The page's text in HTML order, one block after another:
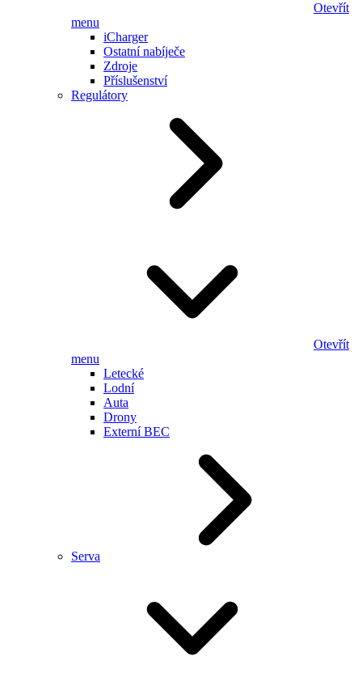
Otevřít
menu
iCharger
Ostatní nabíječe
Zdroje
Příslušenství
Regulátory
Otevřít
menu
Letecké
Lodní
Auta
Drony
Externí BEC
Serva